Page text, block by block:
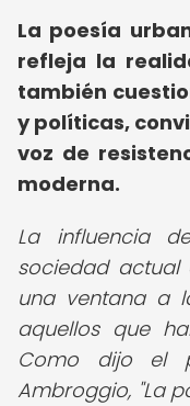
La poesía
refleja la
también
y políticas,
voz de
moderna.
La influencia
sociedad actual
una ventana a
aquellos que
Como dijo el
Ambroggio, "La